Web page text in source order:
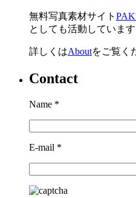
無料写真素材サイト
としても活動しています
詳しくはAboutをご覧く
Contact
Name *
E-mail *